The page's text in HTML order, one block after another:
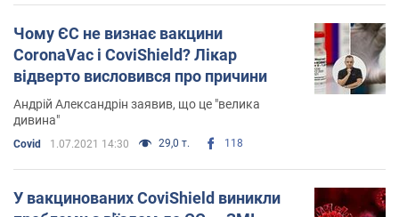
Чому ЄС не визнає вакцини
CoronaVac і CoviShield? Лікар
відверто висловився про причини
Андрій Александрін заявив, що це "велика
дивина"
Covid 1.07.2021 14:30 29,0 т. 118
У вакцинованих CoviShield виникли